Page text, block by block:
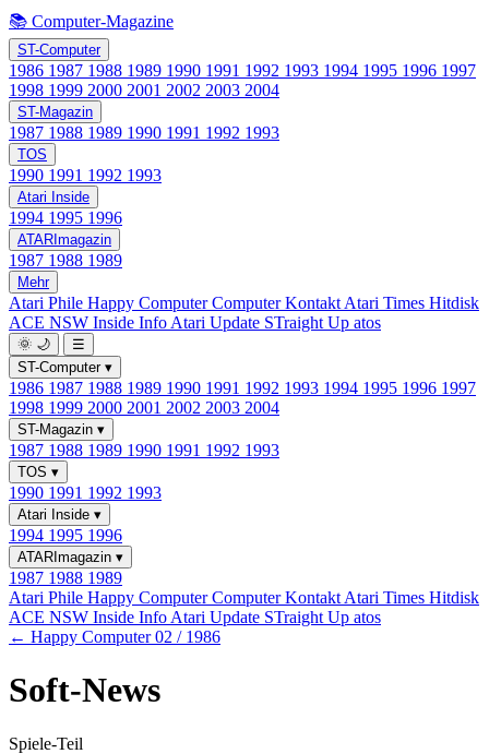
📚 Computer-Magazine
ST-Computer
1986 1987 1988 1989 1990 1991 1992 1993 1994 1995 1996 1997
1998 1999 2000 2001 2002 2003 2004
ST-Magazin
1987 1988 1989 1990 1991 1992 1993
TOS
1990 1991 1992 1993
Atari Inside
1994 1995 1996
ATARImagazin
1987 1988 1989
Mehr
Atari Phile Happy ComputerComputer Kontakt Atari Times Hitdisk
ACE NSW Inside Info Atari Update STraight Up atos
🌞 🌙
☰
ST-Computer ▾
1986 1987 1988 1989 1990 1991 1992 1993 1994 1995 1996 1997
1998 1999 2000 2001 2002 2003 2004
ST-Magazin ▾
1987 1988 1989 1990 1991 1992 1993
TOS ▾
1990 1991 1992 1993
Atari Inside ▾
1994 1995 1996
ATARImagazin ▾
1987 1988 1989
Atari Phile Happy ComputerComputer Kontakt Atari Times Hitdisk
ACE NSW Inside Info Atari Update STraight Up atos
← Happy Computer 02 / 1986
Soft-News
Spiele-Teil